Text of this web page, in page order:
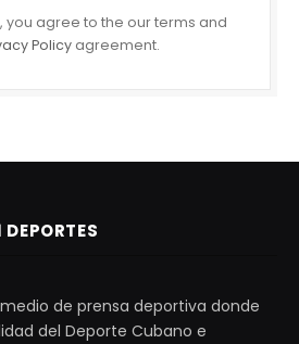
you agree to the our terms and
Policy agreement.
medio de prensa deportiva donde
del Deporte Cubano e